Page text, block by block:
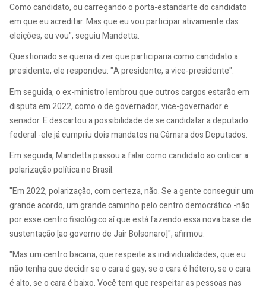
Como candidato, ou carregando o porta-estandarte do candidato
em que eu acreditar. Mas que eu vou participar ativamente das
eleições, eu vou", seguiu Mandetta.
Questionado se queria dizer que participaria como candidato a
presidente, ele respondeu: "A presidente, a vice-presidente".
Em seguida, o ex-ministro lembrou que outros cargos estarão em
disputa em 2022, como o de governador, vice-governador e
senador. E descartou a possibilidade de se candidatar a deputado
federal -ele já cumpriu dois mandatos na Câmara dos Deputados.
Em seguida, Mandetta passou a falar como candidato ao criticar a
polarização política no Brasil.
"Em 2022, polarização, com certeza, não. Se a gente conseguir um
grande acordo, um grande caminho pelo centro democrático -não
por esse centro fisiológico aí que está fazendo essa nova base de
sustentação [ao governo de Jair Bolsonaro]", afirmou.
"Mas um centro bacana, que respeite as individualidades, que eu
não tenha que decidir se o cara é gay, se o cara é hétero, se o cara
é alto, se o cara é baixo. Você tem que respeitar as pessoas nas